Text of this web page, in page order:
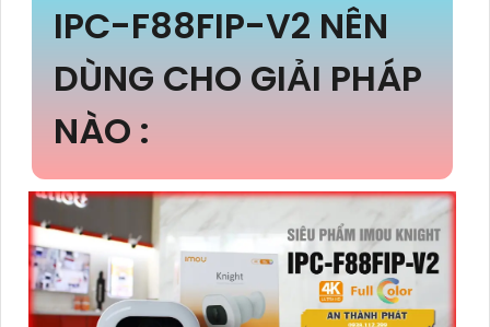
IPC-F88FIP-V2 NÊN
DÙNG CHO GIẢI PHÁP
NÀO :